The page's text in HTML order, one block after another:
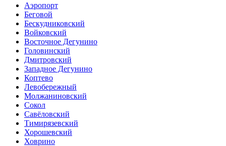
Аэропорт
Беговой
Бескудниковский
Войковский
Восточное Дегунино
Головинский
Дмитровский
Западное Дегунино
Коптево
Левобережный
Молжаниновский
Сокол
Савёловский
Тимирязевский
Хорошевский
Ховрино